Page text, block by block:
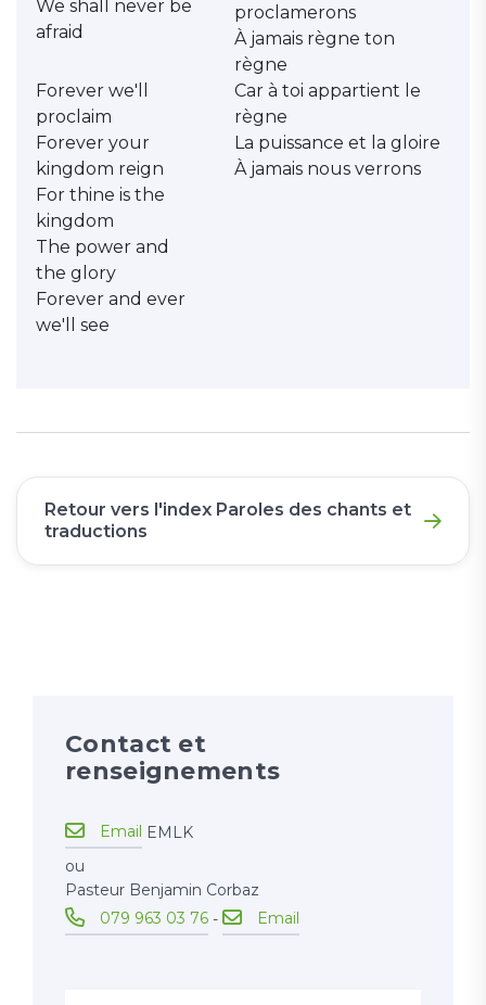
We shall never be
afraid
Forever we'll
proclaim
Forever your
kingdom reign
For thine is the
kingdom
The power and
the glory
Forever and ever
we'll see
proclamerons
À jamais règne ton
règne
Car à toi appartient le
règne
La puissance et la gloire
À jamais nous verrons
Retour vers l'index Paroles des chants et
traductions
Contact et
renseignements
Email EMLK
ou
Pasteur Benjamin Corbaz
079 963 03 76 - Email